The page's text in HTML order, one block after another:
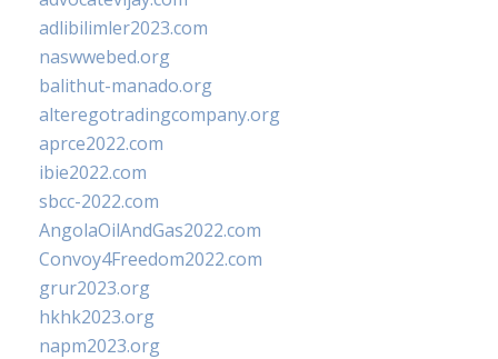
adlibilimler2023.com
naswwebed.org
balithut-manado.org
alteregotradingcompany.org
aprce2022.com
ibie2022.com
sbcc-2022.com
AngolaOilAndGas2022.com
Convoy4Freedom2022.com
grur2023.org
hkhk2023.org
napm2023.org